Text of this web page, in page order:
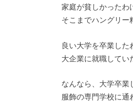
家庭が貧しかったわ
そこまでハングリー
良い大学を卒業した
大企業に就職してい
なんなら、大学卒業
服飾の専門学校に通